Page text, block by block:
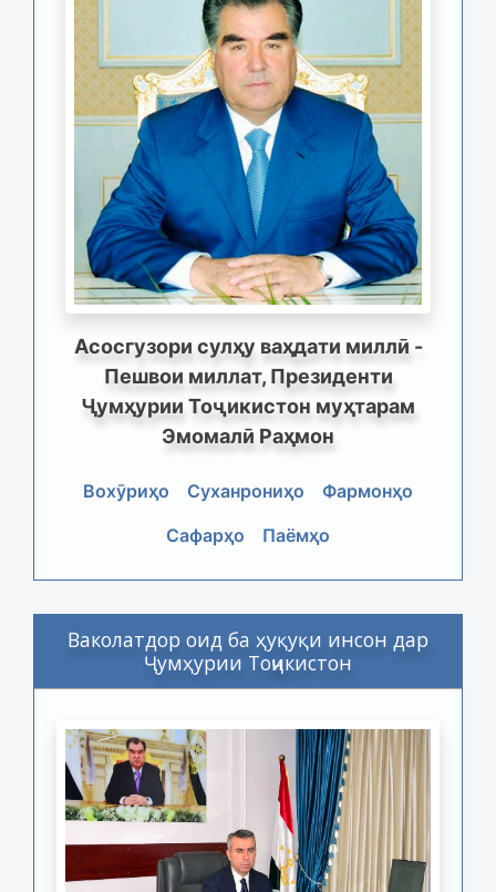
Асосгузори сулҳу ваҳдати миллӣ -
Пешвои миллат, Президенти
Ҷумҳурии Тоҷикистон муҳтарам
Эмомалӣ Раҳмон
Вохӯриҳо Суханрониҳо
Фармонҳо
Сафарҳо
Паёмҳо
Ваколатдор оид ба ҳуқуқи инсон дар
Ҷумҳурии Тоҷикистон